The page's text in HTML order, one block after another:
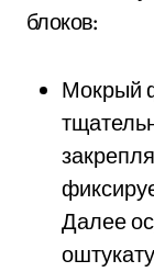
блоков:
Мокрый
Далее